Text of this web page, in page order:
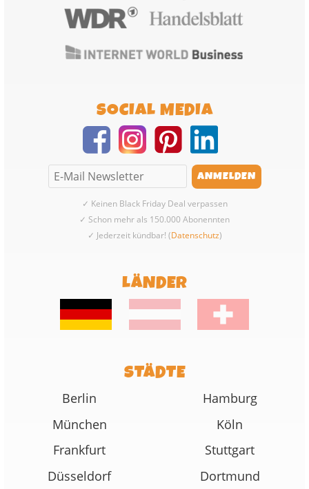
SOCIAL MEDIA
✓ Keinen Black Friday Deal verpassen
✓ Schon mehr als 150.000 Abonennten
✓ Jederzeit kündbar! (Datenschutz)
LÄNDER
STÄDTE
Berlin
Hamburg
München
Köln
Frankfurt
Stuttgart
Düsseldorf
Dortmund